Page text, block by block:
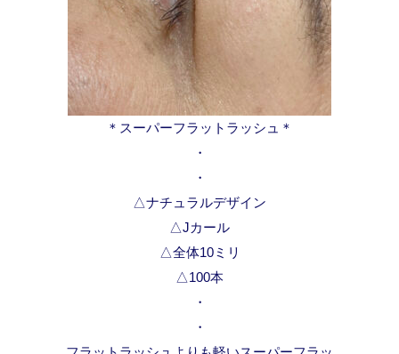
＊スーパーフラットラッシュ＊
・
・
△ナチュラルデザイン
△Jカール
△全体10ミリ
△100本
・
・